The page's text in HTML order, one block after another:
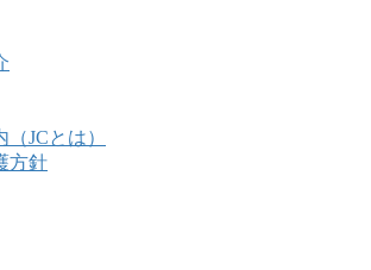
JCとは）
方針